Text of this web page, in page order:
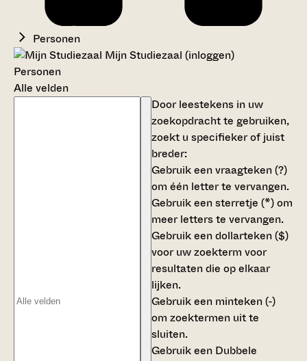
Personen
Mijn Studiezaal (inloggen)
Personen
Alle velden
Door leestekens in uw
zoekopdracht te gebruiken,
zoekt u specifieker of juist
breder:
Gebruik eenvraagteken (?)
om één letter te vervangen.
Gebruik eensterretje (*)om
meer letters te vervangen.
Gebruik eendollarteken ($)
voor uw zoekterm voor
resultaten die op elkaar
lijken.
Gebruik een minteken (-)
om zoektermen uit te
sluiten.
Gebruik een Dubbele